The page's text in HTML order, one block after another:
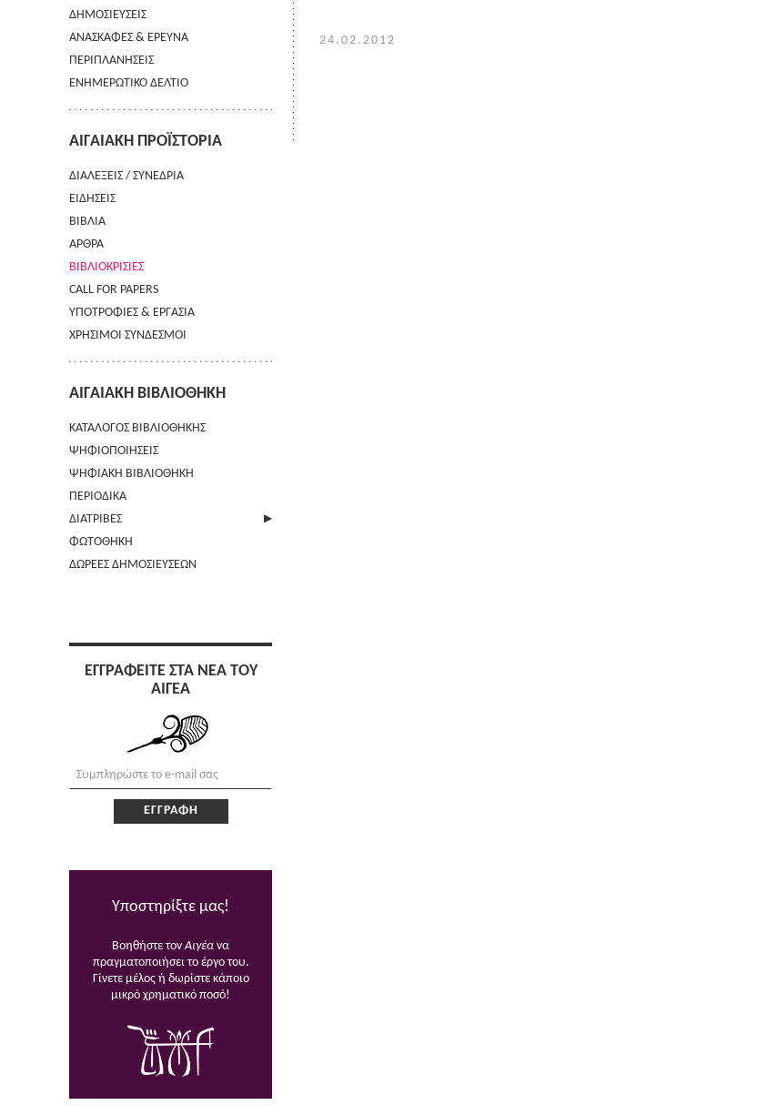
ΟΔΗΓΙΕΣ ΠΡΟΣ ΣΥΓΓΡΑΦΕΙΣ
ΟΡΟΙ ΧΡΗΣΗΣ
ΕΠΙΚΟΙΝΩΝΙΑ
ΠΛΗΡΟΦΟΡΙΕΣ
ΔΗΜΟΣΙΕΥΣΕΙΣ
ΑΝΑΣΚΑΦΕΣ & ΕΡΕΥΝΑ
ΠΕΡΙΠΛΑΝΗΣΕΙΣ
ΕΝΗΜΕΡΩΤΙΚΟ ΔΕΛΤΙΟ
ΑΙΓΑΙΑΚΗ ΠΡΟΪΣΤΟΡΙΑ
ΔΙΑΛΕΞΕΙΣ / ΣΥΝΕΔΡΙΑ
ΕΙΔΗΣΕΙΣ
ΒΙΒΛΙΑ
ΑΡΘΡΑ
ΒΙΒΛΙΟΚΡΙΣΙΕΣ
CALL FOR PAPERS
ΥΠΟΤΡΟΦΙΕΣ & ΕΡΓΑΣΙΑ
ΧΡΗΣΙΜΟΙ ΣΥΝΔΕΣΜΟΙ
ΑΙΓΑΙΑΚΗ ΒΙΒΛΙΟΘΗΚΗ
ΚΑΤΑΛΟΓΟΣ ΒΙΒΛΙΟΘΗΚΗΣ
ΨΗΦΙΟΠΟΙΗΣΕΙΣ
ΨΗΦΙΑΚΗ ΒΙΒΛΙΟΘΗΚΗ
ΠΕΡΙΟΔΙΚΑ
ΔΙΑΤΡΙΒΕΣ
ΑΠΟΣΤΟΛΗ ΠΕΡΙΛΗΨΗΣ
ΦΩΤΟΘΗΚΗ
ΔΩΡΕΕΣ ΔΗΜΟΣΙΕΥΣΕΩΝ
ΕΓΓΡΑΦΕΙΤΕ ΣΤΑ ΝΕΑ ΤΟΥ
ΑΙΓΕΑ
Υποστηρίξτε μας!
Βοηθήστε τονΑιγέα να
πραγματοποιήσει το έργο του.
Γίνετε μέλος ή δωρίστε κάποιο
μικρό χρηματικό ποσό!
24.02.2012